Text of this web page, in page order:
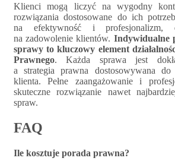
Klienci mogą liczyć na wygodny
rozwiązania dostosowane do ich
na efektywność i profesjonalizm,
na zadowolenie klientów. Indywidualne
sprawy to kluczowy element
Prawnego. Każda sprawa jest
a strategia prawna dostosowywana
klienta. Pełne zaangażowanie i
skuteczne rozwiązanie nawet
spraw.
FAQ
Ile kosztuje porada prawna?